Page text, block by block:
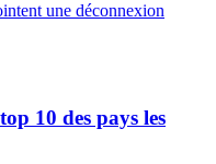
une déconnexion
10 des pays les